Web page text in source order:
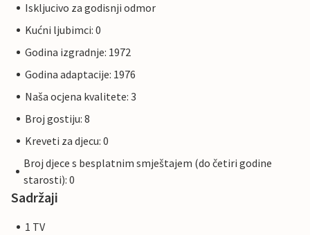
Iskljucivo za godisnji odmor
Kućni ljubimci: 0
Godina izgradnje: 1972
Godina adaptacije: 1976
Naša ocjena kvalitete: 3
Broj gostiju: 8
Kreveti za djecu: 0
Broj djece s besplatnim smještajem (do četiri godine
starosti): 0
Sadržaji
1 TV